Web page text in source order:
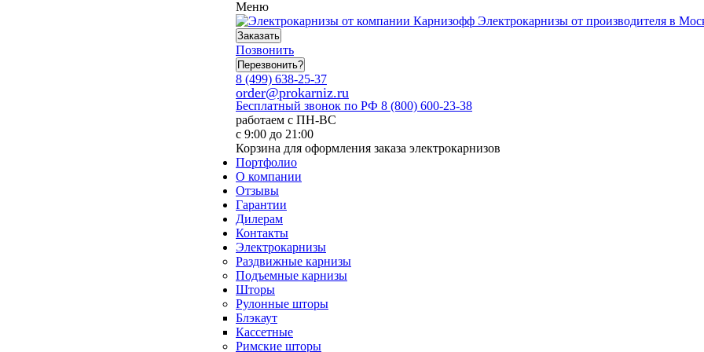
Меню
Электрокарнизы от производителя в
Заказать
Позвонить
Перезвонить?
8 (499) 638-25-37
order@prokarniz.ru
Бесплатный звонок по РФ 8 (800) 600-23-38
работаем с ПН-ВС
с 9:00 до 21:00
Корзина для оформления заказа электрокарнизов
Портфолио
О компании
Отзывы
Гарантии
Дилерам
Контакты
Электрокарнизы
Раздвижные карнизы
Подъемные карнизы
Шторы
Рулонные шторы
Блэкаут
Кассетные
Римские шторы